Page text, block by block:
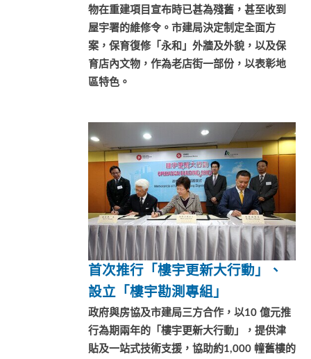
物在重建項目宣布時已甚為殘舊，甚至收到
屋宇署的維修令。市建局決定制定全面方
案，保育復修「永和」外牆及外貌，以及保
育店內文物，作為老店街一部份，以表彰地
區特色。
首次推行「樓宇更新大行動」、
設立「樓宇勘測專組」
政府與房協及市建局三方合作，以10 億元推
行為期兩年的「樓宇更新大行動」，提供津
貼及一站式技術支援，協助約1,000 幢舊樓的